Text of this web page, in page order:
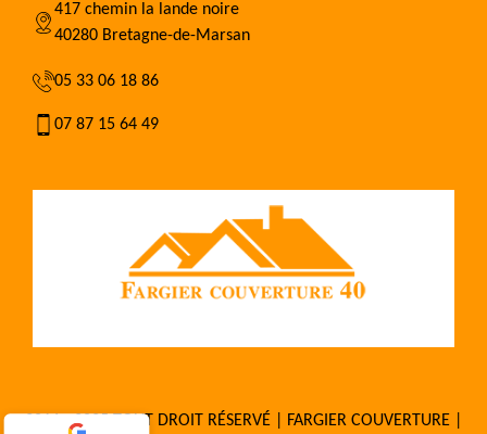
417 chemin la lande noire
40280 Bretagne-de-Marsan
05 33 06 18 86
07 87 15 64 49
2016 - 2025 TOUT DROIT RÉSERVÉ | FARGIER COUVERTURE |